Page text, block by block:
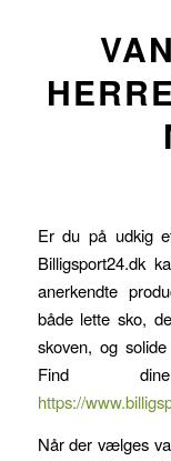
en
enkelt
fredag
aften
til
søndag.
Er du på udkig
Billigsport24.dk
anerkendte
både lette sko,
skoven, og
Find
https://
Når der vælges